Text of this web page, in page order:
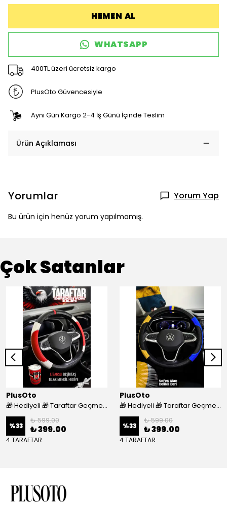
HEMEN AL
WHATSAPP
400TL üzeri ücretsiz kargo
PlusOto Güvencesiyle
Aynı Gün Kargo 2-4 İş Günü İçinde Teslim
Ürün Açıklaması
Yorumlar Yorum Yap
Bu ürün için henüz yorum yapılmamış.
Çok Satanlar
PlusOto
🎁 Hediyeli 🎁 Taraftar Geçmeli Direksiyon Kılıfı - BEŞİKTAŞ
%33
₺ 599.00
₺ 399.00
4 TARAFTAR
PlusOto
🎁 Hediyeli 🎁 Taraftar Geçmeli Direksiyon Kılıfı - FENERBAHÇE
%33
₺ 599.00
₺ 399.00
4 TARAFTAR